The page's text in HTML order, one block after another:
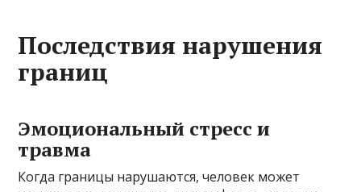
Последствия нарушения
границ
Эмоциональный стресс и
травма
Когда границы нарушаются, человек может